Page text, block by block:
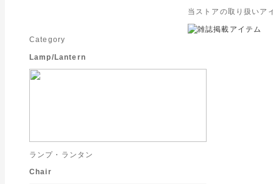
当ストアの取り扱いア
Category
Lamp/Lantern
ランプ・ランタン
Chair